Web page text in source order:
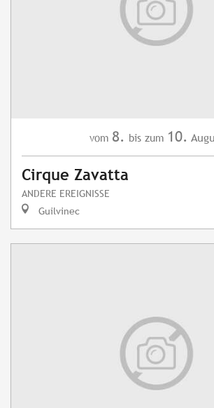
vom 8. bis zum 10.
Cirque Zavatta
ANDERE EREIGNISSE
Guilvinec